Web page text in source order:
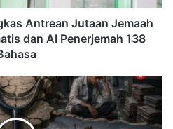
Antrean Jutaan Jemaah
dan AI Penerjemah 138